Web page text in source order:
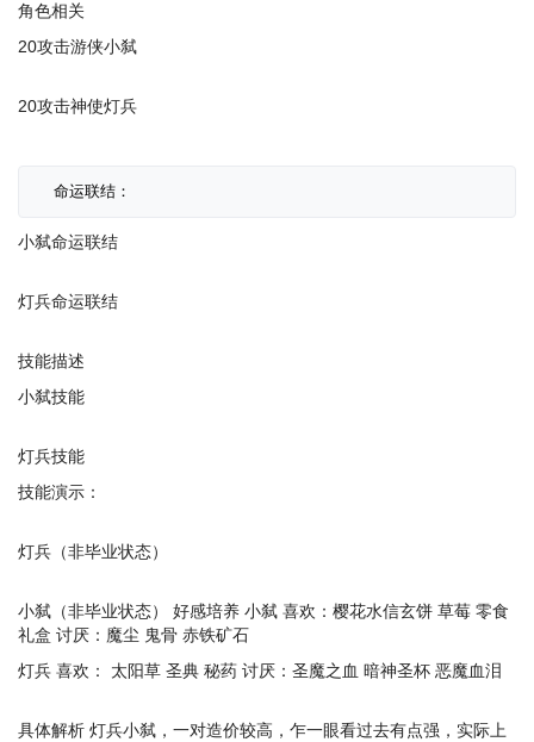
角色相关
20攻击游侠小弑
20攻击神使灯兵
小弑命运联结
灯兵命运联结
技能描述
小弑技能
灯兵技能
技能演示：
灯兵（非毕业状态）
小弑（非毕业状态） 好感培养 小弑 喜欢：樱花水信玄饼 草莓 零食
礼盒 讨厌：魔尘 鬼骨 赤铁矿石
灯兵 喜欢： 太阳草 圣典 秘药 讨厌：圣魔之血 暗神圣杯 恶魔血泪
具体解析 灯兵小弑，一对造价较高，乍一眼看过去有点强，实际上